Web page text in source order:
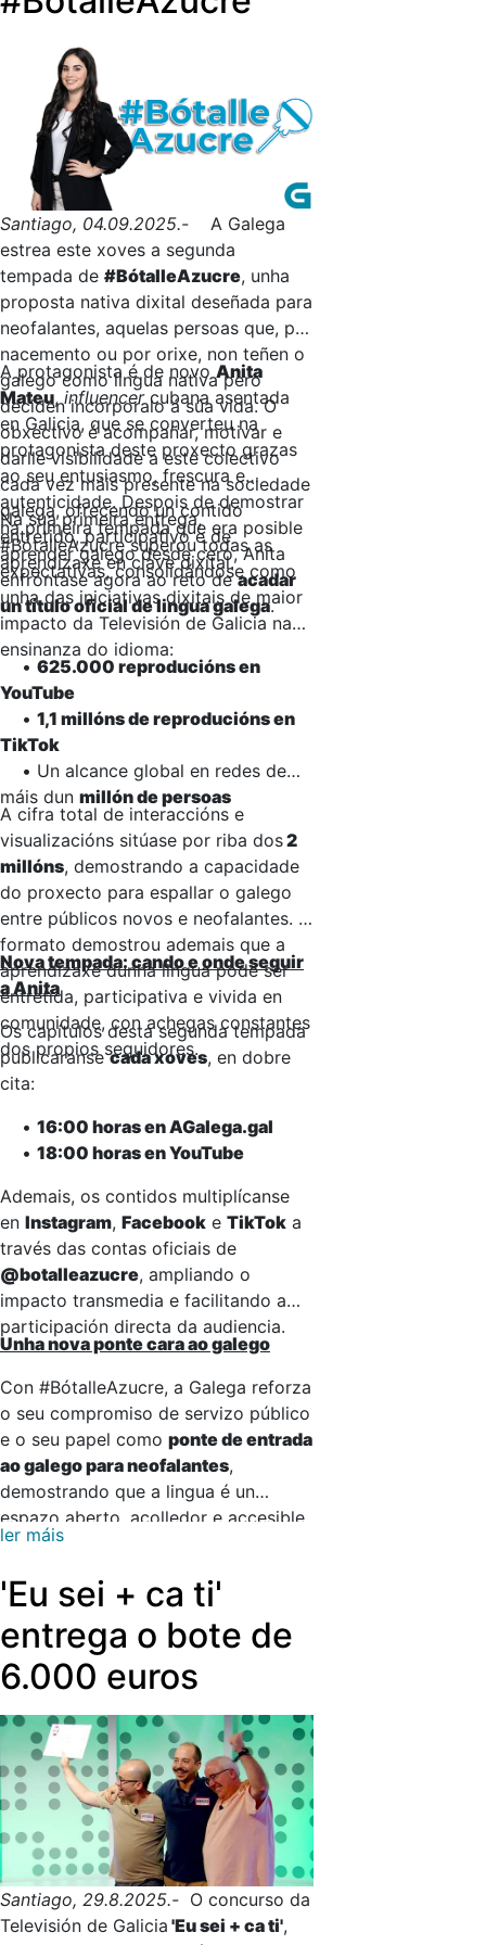
Santiago, 04.09.2025.- A Galega
estrea este xoves a segunda
tempada de #BótalleAzucre, unha
proposta nativa dixital deseñada para
neofalantes, aquelas persoas que, por
nacemento ou por orixe, non teñen o
galego como lingua nativa pero
deciden incorporalo á súa vida. O
obxectivo é acompañar, motivar e
darlle visibilidade a este colectivo
cada vez máis presente na sociedade
galega, ofrecendo un contido
entretido, participativo e de
aprendizaxe en clave dixital.
A protagonista é de novo Anita
Mateu, influencercubana asentada
en Galicia, que se converteu na
protagonista deste proxecto grazas
ao seu entusiasmo, frescura e
autenticidade. Despois de demostrar
na primeira tempada que era posible
aprender galego desde cero, Anita
enfróntase agora ao reto deacadar
un título oficial de lingua galega.
Na súa primeira entrega,
#BótalleAzucre superou todas as
expectativas, consolidándose como
unha das iniciativas dixitais de maior
impacto da Televisión de Galicia na
ensinanza do idioma:
• 625.000 reproducións en
YouTube
• 1,1 millóns de reproducións en
TikTok
• Un alcance global en redes de
máis dun millón de persoas
A cifra total de interaccións e
visualizacións sitúase por riba dos2
millóns, demostrando a capacidade
do proxecto para espallar o galego
entre públicos novos e neofalantes. O
formato demostrou ademais que a
aprendizaxe dunha lingua pode ser
entretida, participativa e vivida en
comunidade, con achegas constantes
dos propios seguidores.
Nova tempada: cando e onde seguir
a Anita
Os capítulos desta segunda tempada
publicaransecada xoves, en dobre
cita:
• 16:00 horas en AGalega.gal
• 18:00 horas en YouTube
Ademais, os contidos multiplícanse
en Instagram, Facebook e TikTok a
través das contas oficiais de
@botalleazucre, ampliando o
impacto transmedia e facilitando a
participación directa da audiencia.
Unha nova ponte cara ao galego
Con #BótalleAzucre, a Galega reforza
o seu compromiso de servizo público
e o seu papel como ponte de entrada
ao galego para neofalantes,
demostrando que a lingua é un
espazo aberto, acolledor e accesible
para todas e todos. O proxecto
identidade cultural, abrindo camiño
para que cada vez máis persoas
incorporen o galego á súa vida diaria.
ler máis
'Eu sei + ca ti'
entrega o bote de
6.000 euros
Santiago, 29.8.2025.- O concurso da
Televisión de Galicia 'Eu sei + ca ti',